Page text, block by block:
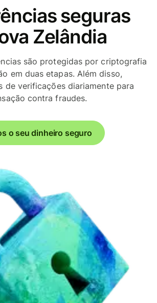
seguras
Zelândia
são protegidas por criptografia
em duas etapas. Além disso,
de verificações diariamente para
contra fraudes.
o seu dinheiro seguro